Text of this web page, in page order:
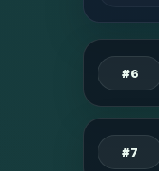
#6
#7